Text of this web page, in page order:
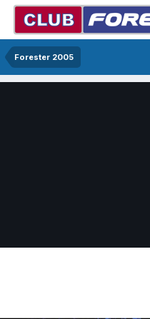
Forester 2005